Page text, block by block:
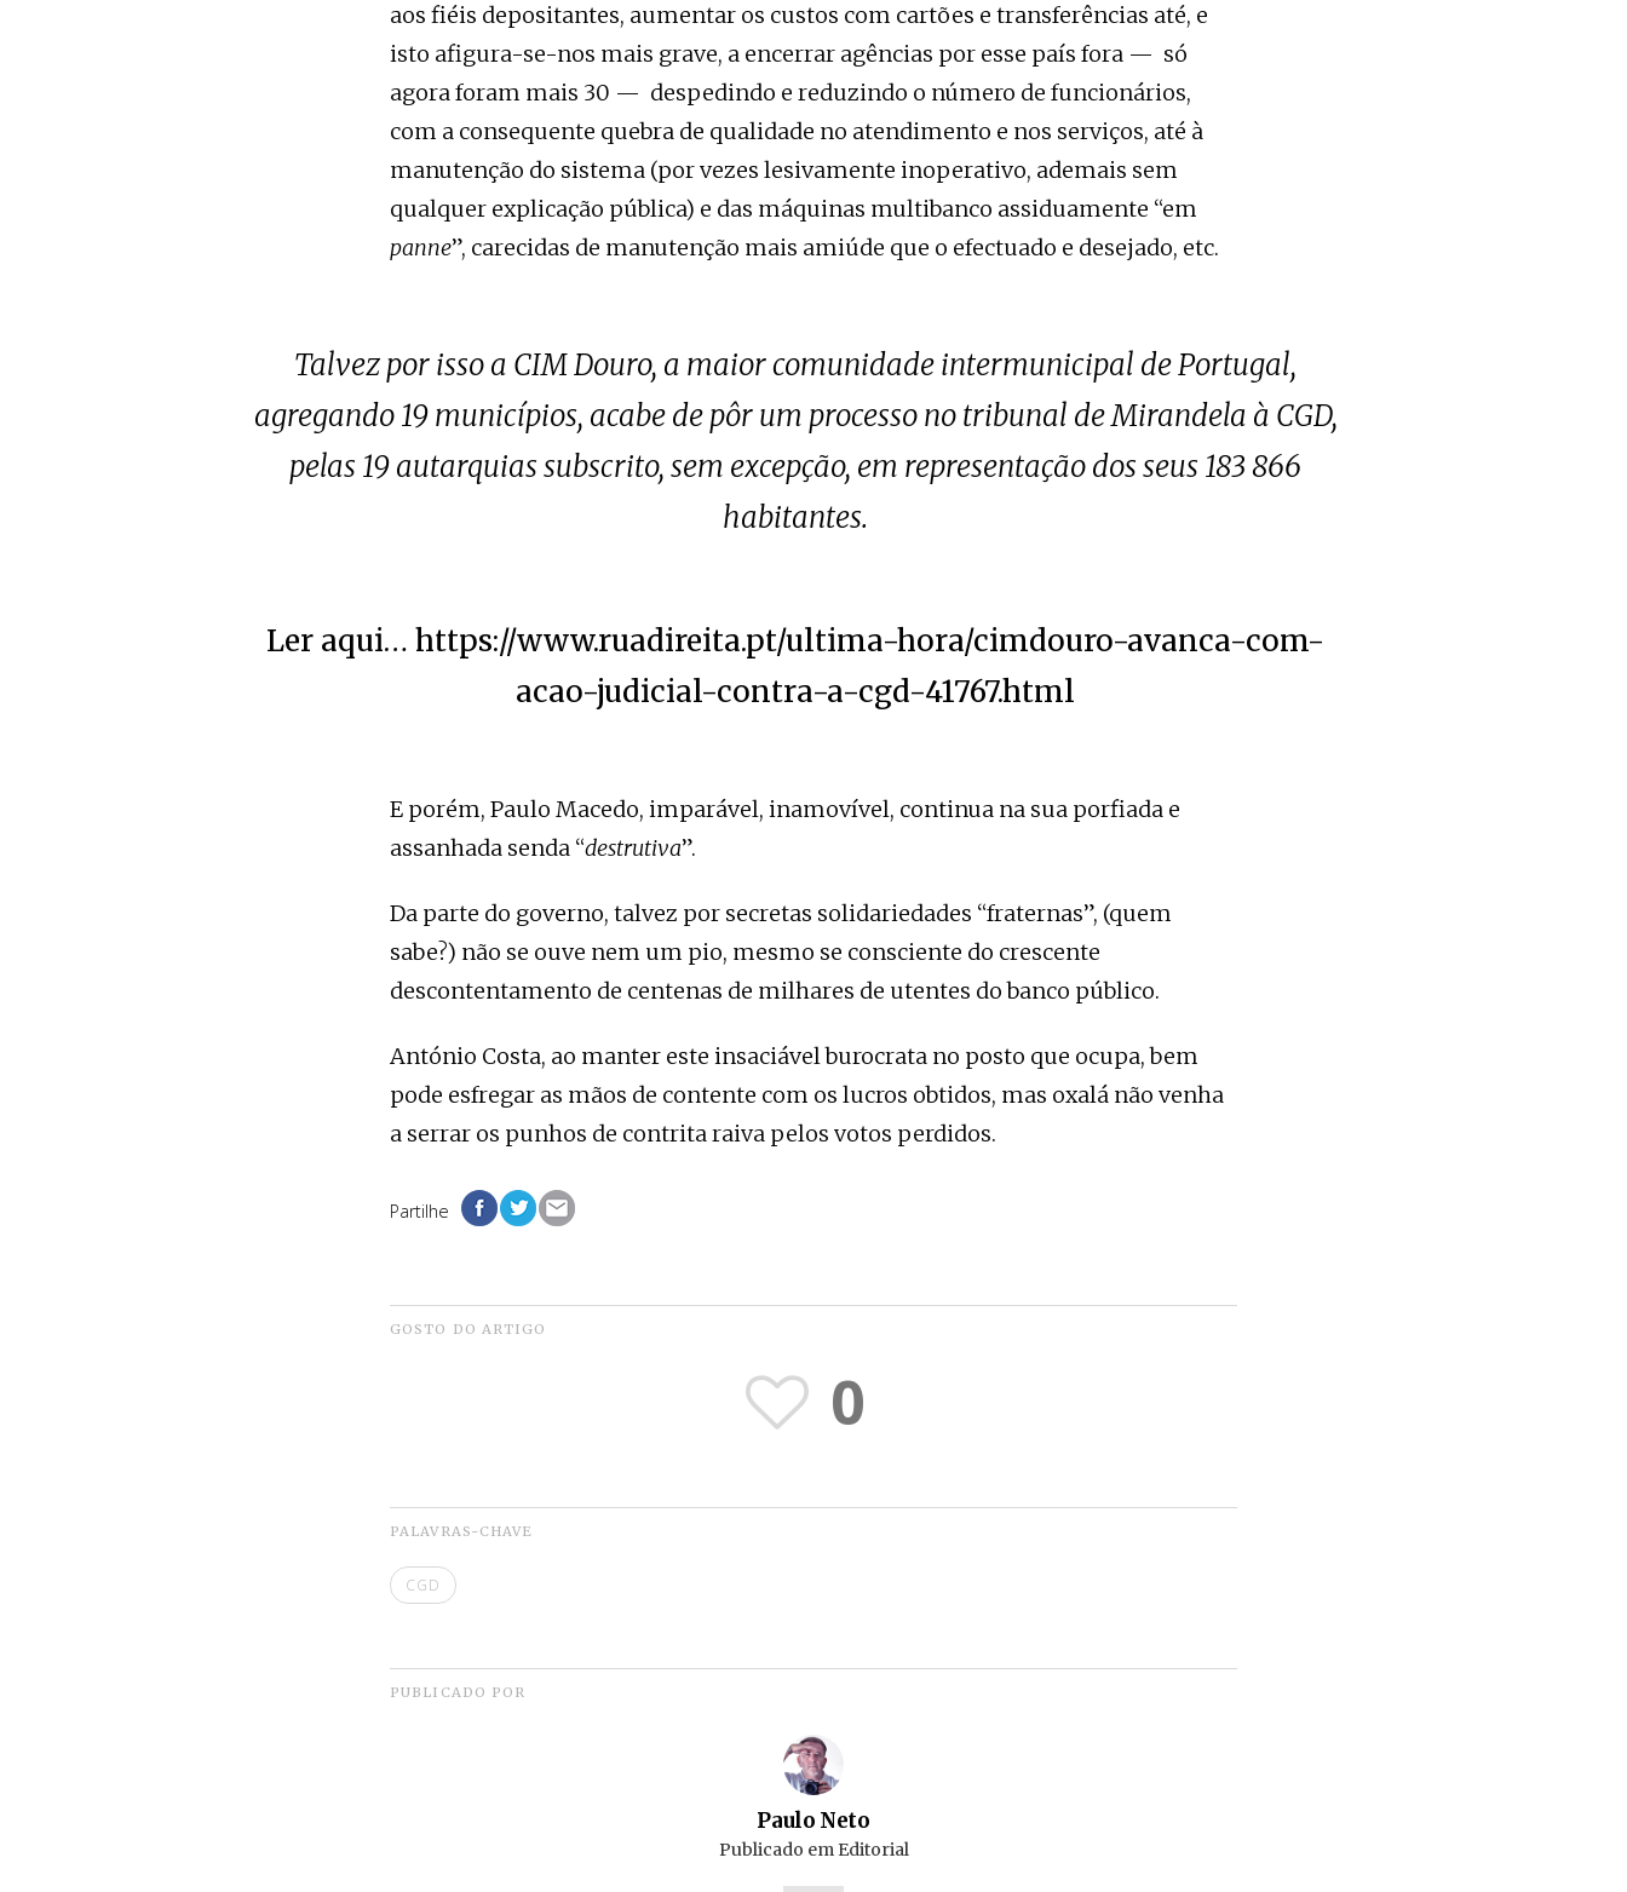
aos fiéis depositantes, aumentar os custos com cartões e transferências até, e
isto afigura-se-nos mais grave, a encerrar agências por esse país fora — só
agora foram mais 30 — despedindo e reduzindo o número de funcionários,
com a consequente quebra de qualidade no atendimento e nos serviços, até à
manutenção do sistema (por vezes lesivamente inoperativo, ademais sem
qualquer explicação pública) e das máquinas multibanco assiduamente “em
panne”, carecidas de manutenção mais amiúde que o efectuado e desejado, etc.
Talvez por isso a CIM Douro, a maior comunidade intermunicipal de Portugal,
agregando 19 municípios, acabe de pôr um processo no tribunal de Mirandela à CGD,
pelas 19 autarquias subscrito, sem excepção, em representação dos seus 183 866
habitantes.
Ler aqui… https://www.ruadireita.pt/ultima-hora/cimdouro-avanca-com-
acao-judicial-contra-a-cgd-41767.html
E porém, Paulo Macedo, imparável, inamovível, continua na sua porfiada e
assanhada senda “destrutiva”.
Da parte do governo, talvez por secretas solidariedades “fraternas”, (quem
sabe?) não se ouve nem um pio, mesmo se consciente do crescente
descontentamento de centenas de milhares de utentes do banco público.
António Costa, ao manter este insaciável burocrata no posto que ocupa, bem
pode esfregar as mãos de contente com os lucros obtidos, mas oxalá não venha
a serrar os punhos de contrita raiva pelos votos perdidos.
Partilhe
GOSTO DO ARTIGO
0
PALAVRAS-CHAVE
CGD
PUBLICADO POR
Paulo Neto
Publicado em Editorial